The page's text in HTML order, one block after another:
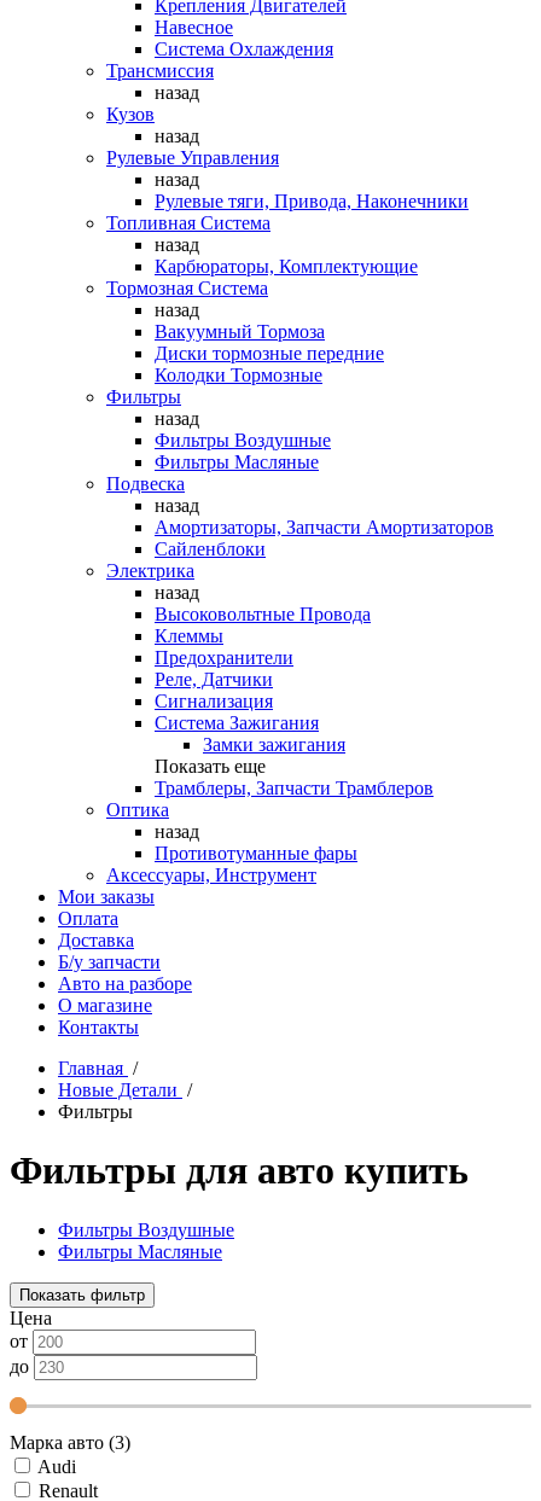
Крепления Двигателей
Навесное
Система Охлаждения
Трансмиссия
назад
Кузов
назад
Рулевые Управления
назад
Рулевые тяги, Привода, Наконечники
Топливная Система
назад
Карбюраторы, Комплектующие
Тормозная Система
назад
Вакуумный Тормоза
Диски тормозные передние
Колодки Тормозные
Фильтры
назад
Фильтры Воздушные
Фильтры Масляные
Подвеска
назад
Амортизаторы, Запчасти Амортизаторов
Сайленблоки
Электрика
назад
Высоковольтные Провода
Клеммы
Предохранители
Реле, Датчики
Сигнализация
Система Зажигания
Замки зажигания
Показать еще
Трамблеры, Запчасти Трамблеров
Оптика
назад
Противотуманные фары
Аксессуары, Инструмент
Мои заказы
Оплата
Доставка
Б/у запчасти
Авто на разборе
О магазине
Контакты
Главная /
Новые Детали /
Фильтры
Фильтры для авто купить
Фильтры Воздушные
Фильтры Масляные
Показать фильтр
Цена
от
до
Марка авто (3)
Audi
Renault